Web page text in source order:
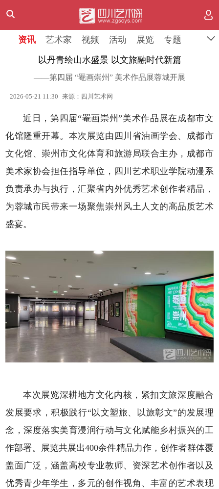
资讯 艺术家 视频 活动 展览 专题
以丹青绘山水盛景 以文旅融时代新篇
——第四届 “罨画崇州” 美术作品展蓉城开展
2026-05-21 11:30 来源：四川艺术网
近日，第四届“罨画崇州”美术作品展在成都市文
化馆隆重开幕。本次展览由四川省油画学会、成都市
文化馆、崇州市文化体育和旅游局联合主办，成都市
美术家协会担任指导单位，四川艺术职业学院动漫系
负责承办与执行，汇聚省内外优秀艺术创作者精品，
为蓉城市民带来一场聚焦崇州风土人文的高品质艺术
盛宴。
本次展览深耕地方文化内核，紧扣文旅深度融合
发展要求，积极践行“以文塑旅、以旅彰文”的发展理
念，深度落实美育浸润行动与文化赋能乡村振兴的工
作部署。展览共展出400余件精品力作，创作者群体覆
盖面广泛，涵盖高校专业教师、资深艺术创作者以及
优秀青少年学生，多元的创作视角、丰富的艺术表现